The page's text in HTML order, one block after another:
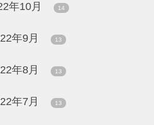
年10月 14
年9月 13
年8月 13
年7月 13